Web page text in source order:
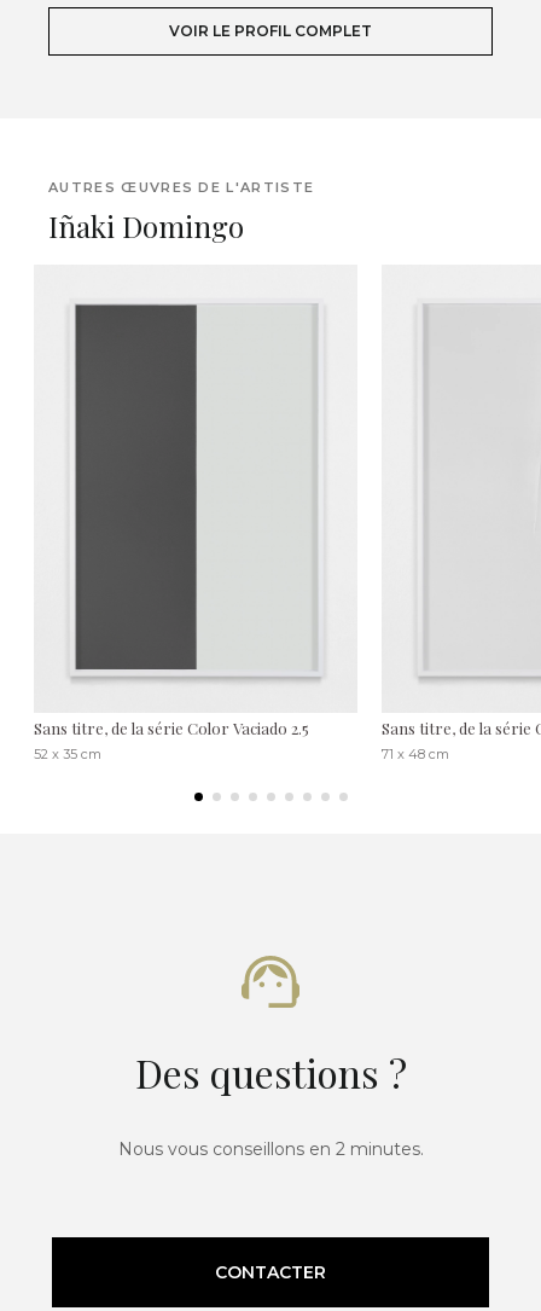
VOIR LE PROFIL COMPLET
AUTRES ŒUVRES DE L'ARTISTE
Iñaki Domingo
Sans titre, de la série Color Vaciado 2.5
52 x 35 cm
Sans titre, de la série
71 x 48 cm
Des questions ?
Nous vous conseillons en 2 minutes.
CONTACTER